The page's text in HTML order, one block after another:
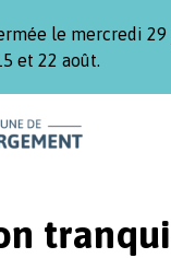
le mercredi
et 22 août.